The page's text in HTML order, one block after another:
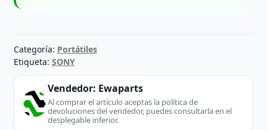
Categoría: Portátiles
Etiqueta: SONY
Vendedor: Ewaparts
Al comprar el artículo aceptas la política de
devoluciones del vendedor, puedes consultarla en el
desplegable inferior.